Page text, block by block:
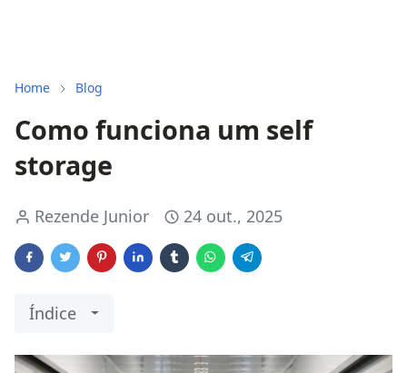
Home Blog
Como funciona um self
storage
Rezende Junior 24 out., 2025
Índice